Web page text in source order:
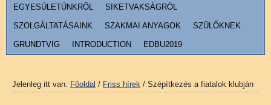
EGYESÜLETÜNKRŐL SIKETVAKSÁGRÓL
SZOLGÁLTATÁSAINK SZAKMAI ANYAGOK SZÜLŐKNEK
GRUNDTVIG INTRODUCTION EDBU2019
Jelenleg itt van: Főoldal / Friss hírek / Szépítkezés a fiatalok klubján